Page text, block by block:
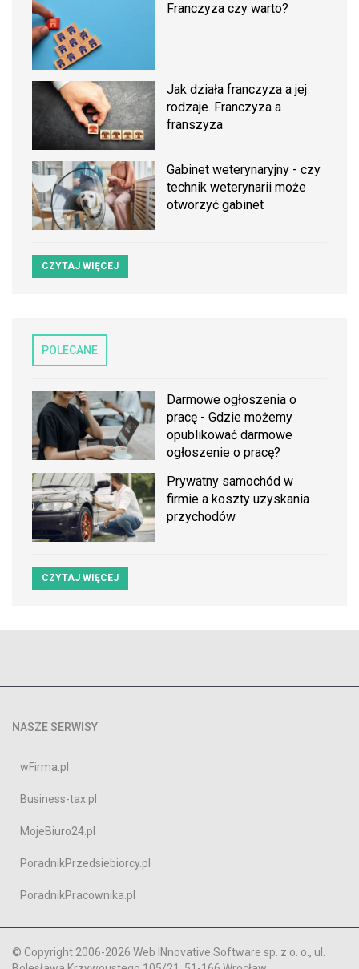
Franczyza czy warto?
Jak działa franczyza a jej
rodzaje. Franczyza a
franszyza
Gabinet weterynaryjny - czy
technik weterynarii może
otworzyć gabinet
CZYTAJ WIĘCEJ
POLECANE
Darmowe ogłoszenia o
pracę - Gdzie możemy
opublikować darmowe
ogłoszenie o pracę?
Prywatny samochód w
firmie a koszty uzyskania
przychodów
CZYTAJ WIĘCEJ
NASZE SERWISY
wFirma.pl
Business-tax.pl
MojeBiuro24.pl
PoradnikPrzedsiebiorcy.pl
PoradnikPracownika.pl
© Copyright 2006-2026 Web INnovative Software sp. z o. o., ul.